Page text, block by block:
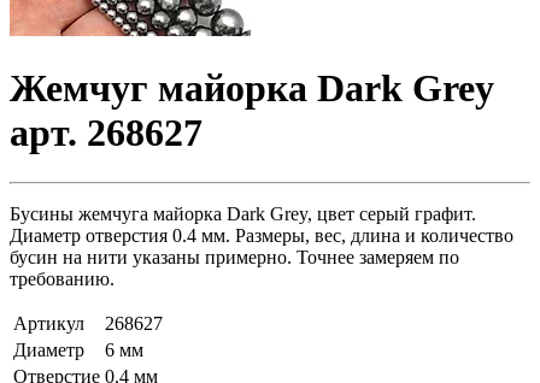
Жемчуг майорка Dark Grey
арт. 268627
Бусины жемчуга майорка Dark Grey, цвет серый графит.
Диаметр отверстия 0.4 мм. Размеры, вес, длина и количество
бусин на нити указаны примерно. Точнее замеряем по
требованию.
Артикул
268627
Диаметр
6 мм
Отверстие 0.4 мм